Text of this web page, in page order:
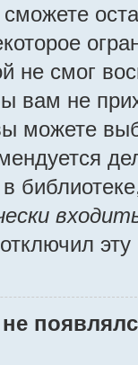
не смог
вам не
можете